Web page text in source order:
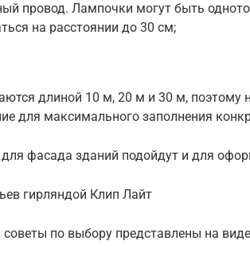
провод. Лампочки могут быть
на расстоянии до 30 см;
длиной 10 м, 20 м и 30 м, поэтому
для максимального заполнения
фасада зданий подойдут и для
гирляндой Клип Лайт
по выбору представлены на